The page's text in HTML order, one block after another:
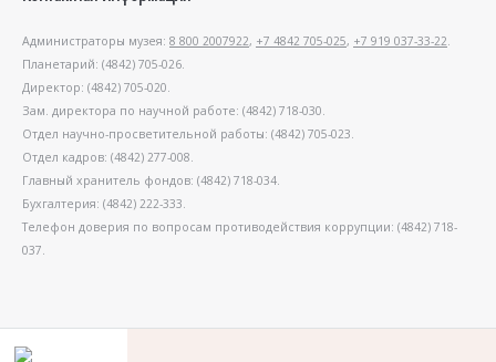
Администраторы музея: 8 800 2007922, +7 4842 705-025, +7 919 037-33-22.
Планетарий: (4842) 705-026.
Директор: (4842) 705-020.
Зам. директора по научной работе: (4842) 718-030.
Отдел научно-просветительной работы: (4842) 705-023.
Отдел кадров: (4842) 277-008.
Главный хранитель фондов: (4842) 718-034.
Бухгалтерия: (4842) 222-333.
Телефон доверия по вопросам противодействия коррупции: (4842) 718-
037.